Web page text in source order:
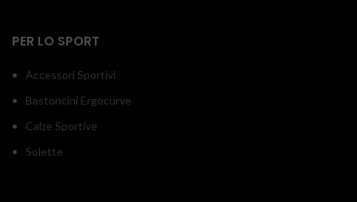
PER LO SPORT
Accessori Sportivi
Bastoncini Ergocurve
Calze Sportive
Solette